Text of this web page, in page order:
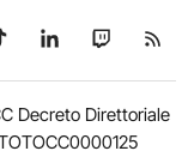
Telegram
su TikTok
Seguici su
Seguici
Decreto Direttoriale